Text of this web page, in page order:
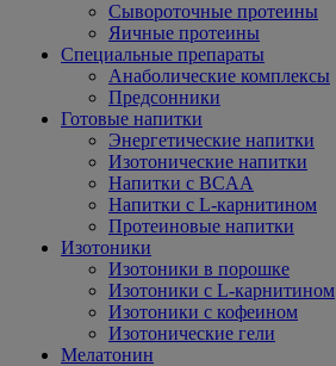
Сывороточные протеины
Яичные протеины
Специальные препараты
Анаболические комплексы
Предсонники
Готовые напитки
Энергетические напитки
Изотонические напитки
Напитки с BCAA
Напитки с L-карнитином
Протеиновые напитки
Изотоники
Изотоники в порошке
Изотоники с L-карнитином
Изотоники с кофеином
Изотонические гели
Мелатонин